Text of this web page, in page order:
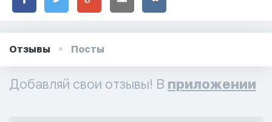
Отзывы Посты
Добавляй свои отзывы! В приложении